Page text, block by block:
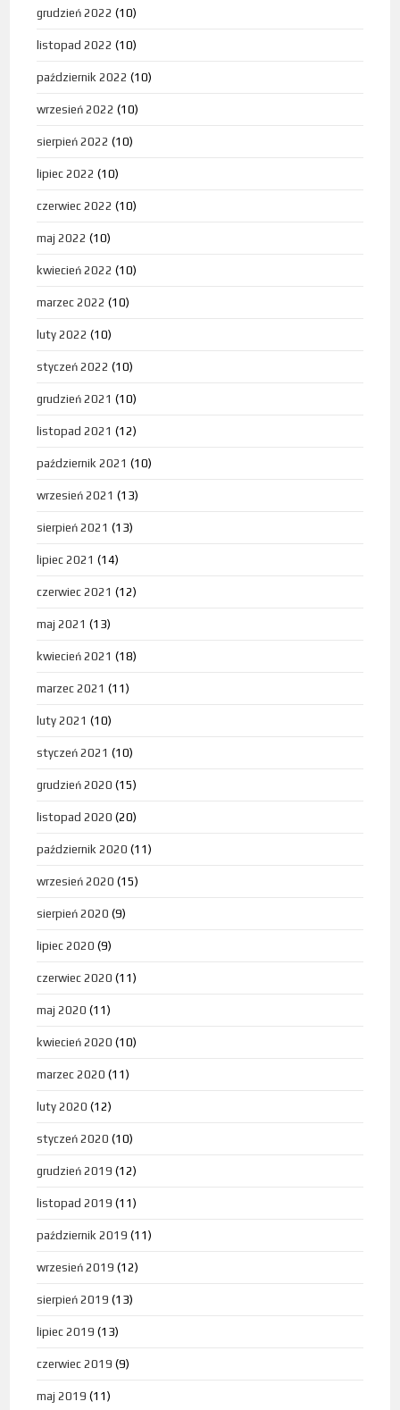
grudzień 2022 (10)
listopad 2022 (10)
październik 2022 (10)
wrzesień 2022 (10)
sierpień 2022 (10)
lipiec 2022 (10)
czerwiec 2022 (10)
maj 2022 (10)
kwiecień 2022 (10)
marzec 2022 (10)
luty 2022 (10)
styczeń 2022 (10)
grudzień 2021 (10)
listopad 2021 (12)
październik 2021 (10)
wrzesień 2021 (13)
sierpień 2021 (13)
lipiec 2021 (14)
czerwiec 2021 (12)
maj 2021 (13)
kwiecień 2021 (18)
marzec 2021 (11)
luty 2021 (10)
styczeń 2021 (10)
grudzień 2020 (15)
listopad 2020 (20)
październik 2020 (11)
wrzesień 2020 (15)
sierpień 2020 (9)
lipiec 2020 (9)
czerwiec 2020 (11)
maj 2020 (11)
kwiecień 2020 (10)
marzec 2020 (11)
luty 2020 (12)
styczeń 2020 (10)
grudzień 2019 (12)
listopad 2019 (11)
październik 2019 (11)
wrzesień 2019 (12)
sierpień 2019 (13)
lipiec 2019 (13)
czerwiec 2019 (9)
maj 2019 (11)